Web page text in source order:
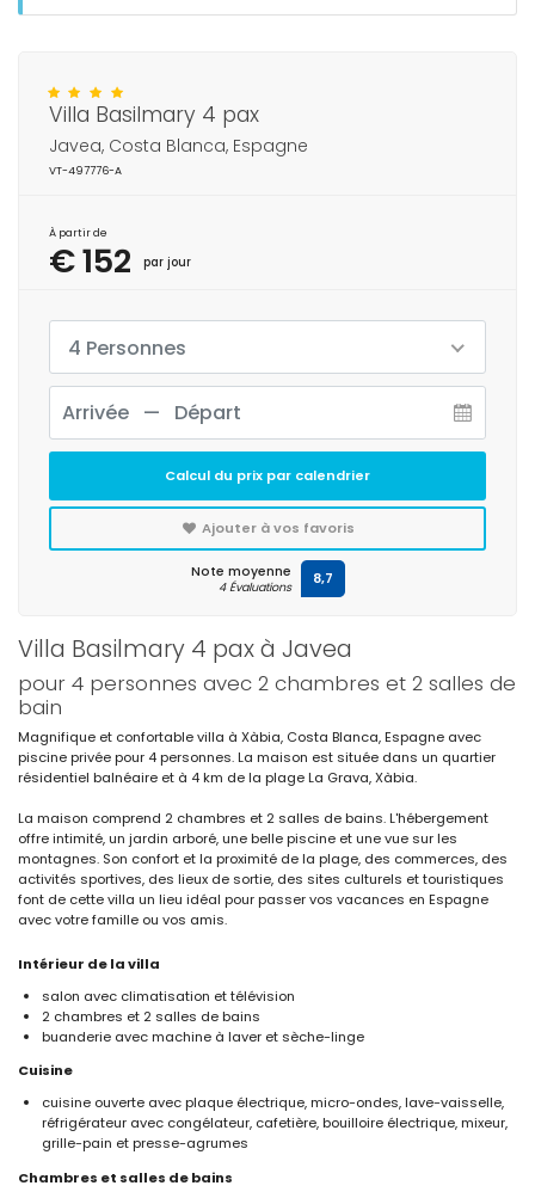
Villa Basilmary 4 pax à Javea
pour 4 personnes avec 2 chambres et 2 salles de
bain
Magnifique et confortable villa à Xàbia, Costa Blanca, Espagne avec
piscine privée pour 4 personnes. La maison est située dans un quartier
résidentiel balnéaire et à 4 km de la plage La Grava, Xàbia.
La maison comprend 2 chambres et 2 salles de bains. L'hébergement
offre intimité, un jardin arboré, une belle piscine et une vue sur les
montagnes. Son confort et la proximité de la plage, des commerces, des
activités sportives, des lieux de sortie, des sites culturels et touristiques
font de cette villa un lieu idéal pour passer vos vacances en Espagne
avec votre famille ou vos amis.
Intérieur de la villa
salon avec climatisation et télévision
2 chambres et 2 salles de bains
buanderie avec machine à laver et sèche-linge
Cuisine
cuisine ouverte avec plaque électrique, micro-ondes, lave-vaisselle,
réfrigérateur avec congélateur, cafetière, bouilloire électrique, mixeur,
grille-pain et presse-agrumes
Chambres et salles de bains
Villa Basilmary 4 pax
Javea, Costa Blanca, Espagne
VT-497776-A
À partir de
€ 152 par jour
4 Personnes
Calcul du prix par calendrier
Ajouter à vos favoris
Note moyenne
4 Évaluations 8,7